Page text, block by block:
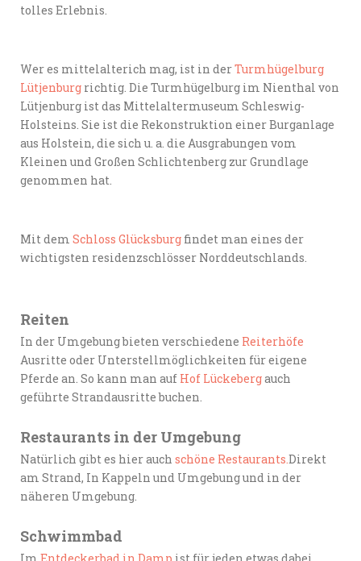
tolles Erlebnis.
Wer es mittelalterich mag, ist in derTurmhügelburg
Lütjenburg richtig. Die Turmhügelburg im Nienthal von
Lütjenburg ist das Mittelaltermuseum Schleswig-
Holsteins. Sie ist die Rekonstruktion einer Burganlage
aus Holstein, die sich u. a. die Ausgrabungen vom
Kleinen und Großen Schlichtenberg zur Grundlage
genommen hat.
Mit dem Schloss Glücksburg findet man eines der
wichtigsten residenzschlösser Norddeutschlands.
Reiten
In der Umgebung bieten verschiedene Reiterhöfe
Ausritte oder Unterstellmöglichkeiten für eigene
Pferde an. So kann man auf Hof Lückebergauch
geführte Strandausritte buchen.
Restaurants in der Umgebung
Natürlich gibt es hier auch schöne Restaurants. Direkt
am Strand, In Kappeln und Umgebung und in der
näheren Umgebung.
Schwimmbad